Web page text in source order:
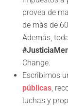
provea de
de más de
Además,
Change.
Escribimos
públicas,
luchas y